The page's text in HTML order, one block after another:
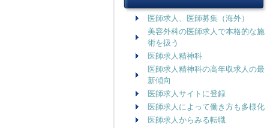
医師求人、医師募集（海外）
美容外科の医師求人で本格的な施
術を扱う
医師求人精神科
医師求人精神科の高年収求人の最
新傾向
医師求人サイトに登録
医師求人によって働き方も多様化
医師求人からみる転職